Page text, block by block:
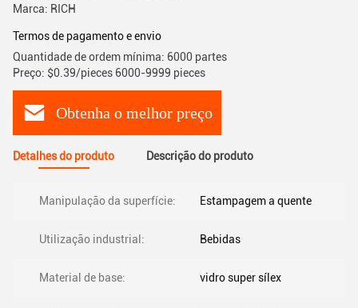
Marca: RICH
Termos de pagamento e envio
Quantidade de ordem mínima: 6000 partes
Preço: $0.39/pieces 6000-9999 pieces
Obtenha o melhor preço
Detalhes do produto Descrição do produto
Manipulação da superfície: Estampagem a quente
Utilização industrial: Bebidas
Material de base: vidro super sílex